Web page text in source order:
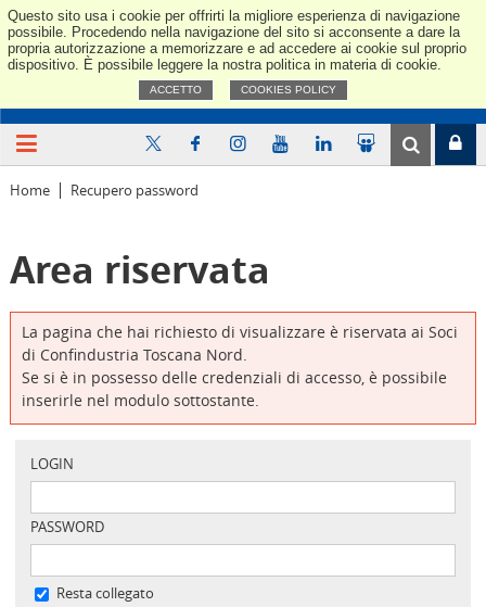
Questo sito usa i cookie per offrirti la migliore esperienza di navigazione
possibile. Procedendo nella navigazione del sito si acconsente a dare la
propria autorizzazione a memorizzare e ad accedere ai cookie sul proprio
dispositivo. È possibile leggere la nostra politica in materia di cookie.
ACCETTO COOKIES POLICY
Home Recupero password
Area riservata
La pagina che hai richiesto di visualizzare è riservata ai Soci
di Confindustria Toscana Nord.
Se si è in possesso delle credenziali di accesso, è possibile
inserirle nel modulo sottostante.
LOGIN
PASSWORD
Resta collegato